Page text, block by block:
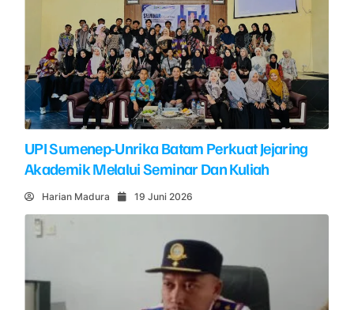
UPI Sumenep-Unrika Batam Perkuat Jejaring
Akademik Melalui Seminar Dan Kuliah
Harian Madura 19 Juni 2026